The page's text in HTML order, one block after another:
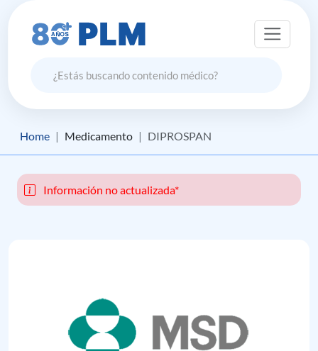
Home Medicamento DIPROSPAN
Información no actualizada*